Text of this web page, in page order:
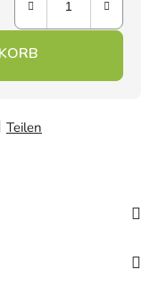
Teilen